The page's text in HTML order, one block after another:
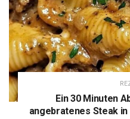
Ein 30 Minuten
angebratenes Steak